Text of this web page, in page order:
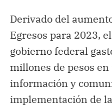
Derivado del
Egresos para 2023,
gobierno federal
millones de pesos
información y
implementación de